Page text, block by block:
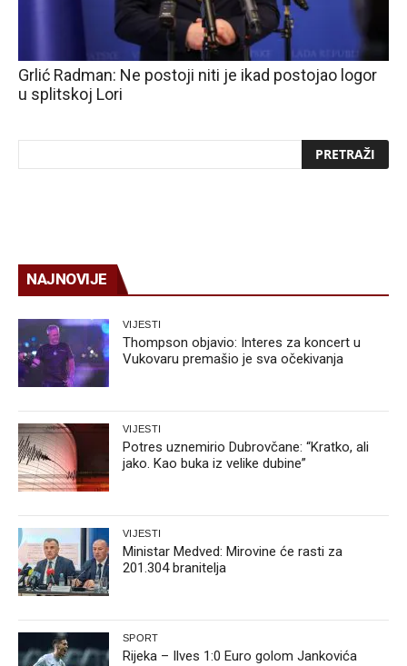
Grlić Radman: Ne postoji niti je ikad postojao logor
u splitskoj Lori
NAJNOVIJE
VIJESTI
Thompson objavio: Interes za koncert u
Vukovaru premašio je sva očekivanja
VIJESTI
Potres uznemirio Dubrovčane: “Kratko, ali
jako. Kao buka iz velike dubine”
VIJESTI
Ministar Medved: Mirovine će rasti za
201.304 branitelja
SPORT
Rijeka – Ilves 1:0 Euro golom Jankovića